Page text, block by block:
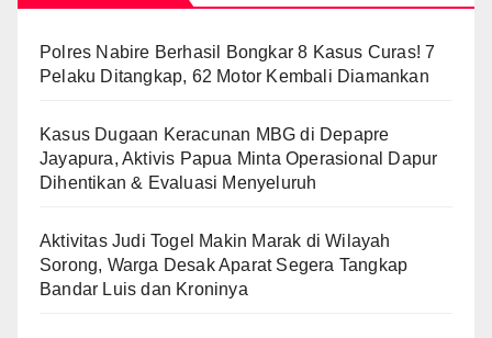
Polres Nabire Berhasil Bongkar 8 Kasus Curas! 7
Pelaku Ditangkap, 62 Motor Kembali Diamankan
Kasus Dugaan Keracunan MBG di Depapre
Jayapura, Aktivis Papua Minta Operasional Dapur
Dihentikan & Evaluasi Menyeluruh
Aktivitas Judi Togel Makin Marak di Wilayah
Sorong, Warga Desak Aparat Segera Tangkap
Bandar Luis dan Kroninya